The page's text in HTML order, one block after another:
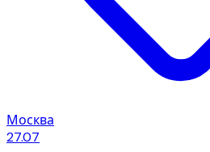
Москва
27.07